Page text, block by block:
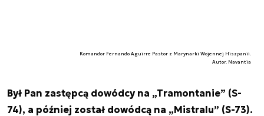
Komandor Fernando Aguirre Pastor z Marynarki Wojennej Hiszpanii.
Autor. Navantia
Był Pan zastępcą dowódcy na „Tramontanie” (S-
74), a później został dowódcą na „Mistralu” (S-73).